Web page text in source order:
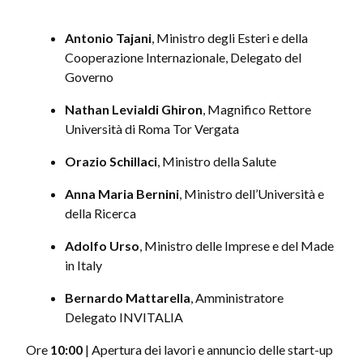
Antonio Tajani , Ministro degli Esteri e della
Cooperazione Internazionale, Delegato del
Governo
Nathan Levialdi Ghiron , Magnifico Rettore
Università di Roma Tor Vergata
Orazio Schillaci , Ministro della Salute
Anna Maria Bernini , Ministro dell’Università e
della Ricerca
Adolfo Urso , Ministro delle Imprese e del Made
in Italy
Bernardo Mattarella , Amministratore
Delegato INVITALIA
Ore 10:00 | Apertura dei lavori e annuncio delle start-up